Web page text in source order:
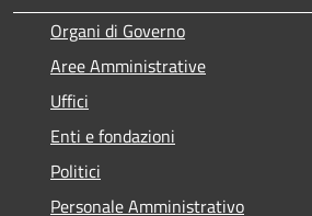
Organi di Governo
Aree Amministrative
Uffici
Enti e fondazioni
Politici
Personale Amministrativo